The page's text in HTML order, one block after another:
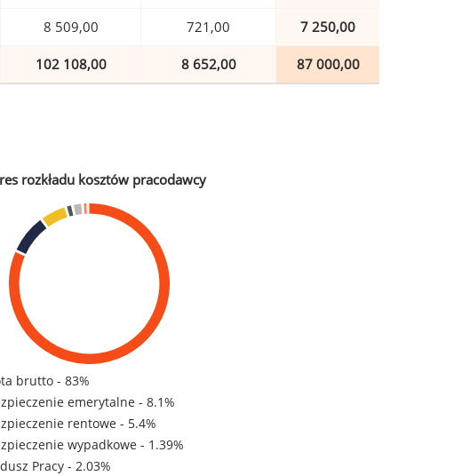
8 509,00 721,00 7 250,00
102 108,00 8 652,00 87 000,00
rozkładu kosztów pracodawcy
brutto - 83%
emerytalne - 8.1%
rentowe - 5.4%
wypadkowe - 1.39%
Pracy - 2.03%